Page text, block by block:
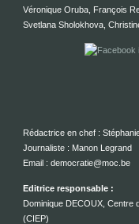
Véronique Oruba, François
Svetlana Sholokhova,
Rédactrice en chef :
Journaliste : Manon Legrand
Email : democratie@moc.be
Editrice responsable :
Dominique DECOUX, Centre
(CIEP)